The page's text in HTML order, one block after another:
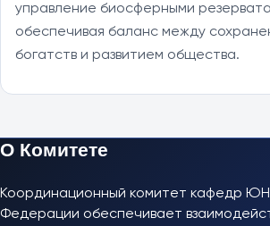
управление биосферными
обеспечивая баланс между
богатств и развитием общества.
О Комитете
Координационный комитет кафедр
Федерации обеспечивает